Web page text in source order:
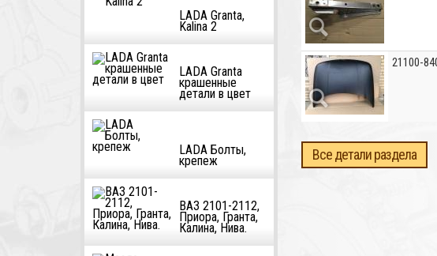
LADA Granta,
Kalina 2
LADA Granta
крашенные
детали в цвет
LADA Болты,
крепеж
ВАЗ 2101-2112,
Приора, Гранта,
Калина, Нива.
21100-
Все детали раздела